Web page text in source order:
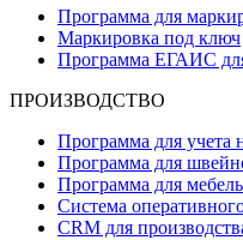
Программа для
Маркировка под ключ
Программа ЕГАИС
ПРОИЗВОДСТВО
Программа для учета
Программа для
Программа для
Система
CRM для